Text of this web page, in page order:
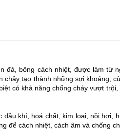
đá, bông cách nhiệt, được làm từ
tạo thành những sợi khoáng,
có khả năng chống cháy vượt
khí, hoá chất, kim loại, nồi hơi,
để cách nhiệt, cách âm và chống